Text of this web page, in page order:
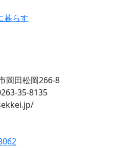
暮らす
岡田松岡266-8
35-8135